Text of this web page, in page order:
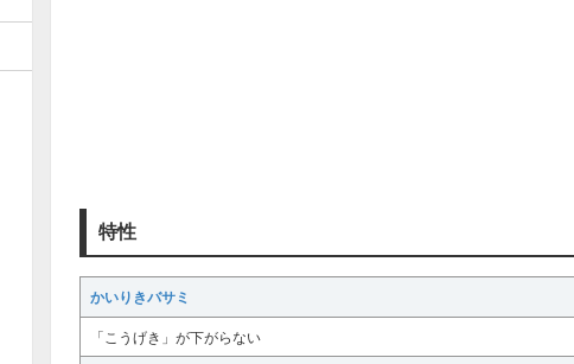
特性
かいりきバサミ
「こうげき」が下がらない